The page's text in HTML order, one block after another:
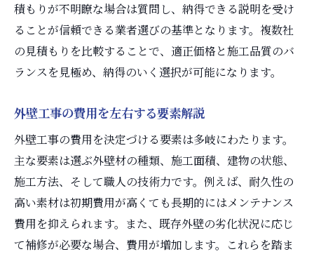
積もりが不明瞭な場合は質問し、納得できる説明を受け
ることが信頼できる業者選びの基準となります。複数社
の見積もりを比較することで、適正価格と施工品質のバ
ランスを見極め、納得のいく選択が可能になります。
外壁工事の費用を左右する要素解説
外壁工事の費用を決定づける要素は多岐にわたります。
主な要素は選ぶ外壁材の種類、施工面積、建物の状態、
施工方法、そして職人の技術力です。例えば、耐久性の
高い素材は初期費用が高くても長期的にはメンテナンス
費用を抑えられます。また、既存外壁の劣化状況に応じ
て補修が必要な場合、費用が増加します。これらを踏ま